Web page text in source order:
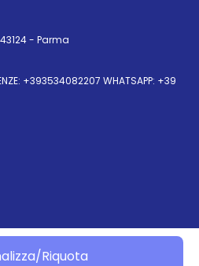
Riquota
- Parma
+393534082207 WHATSAPP: +39